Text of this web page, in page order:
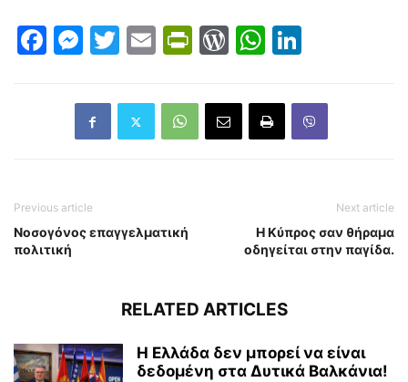
Facebook
Messenger
Twitter
EmailPrintFriendly
WordPress
WhatsApp
Previous article
Νοσογόνος επαγγελματική
πολιτική
Next article
Η Κύπρος σαν θήραμα
οδηγείται στην παγίδα.
RELATED ARTICLES
Η Ελλάδα δεν μπορεί να είναι
δεδομένη στα Δυτικά Βαλκάνια!